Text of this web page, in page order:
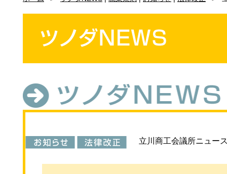
立川商工会議所ニュー